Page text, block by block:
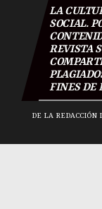
LA
SOCIAL.
REVISTA
FINES DE
DE LA REDACCIÓN